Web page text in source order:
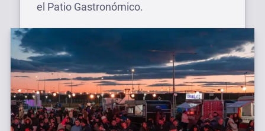
el Patio Gastronómico.